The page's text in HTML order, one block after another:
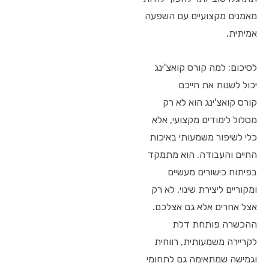
מאמנים מקצועיים עם השפעה
אמיתית.
לסיכום: למה קורס קואצ'ינג
יכול לשנות את חייכם
קורס קואצ'ינג הוא לא רק
מסלול לימודים מקצועי, אלא
כלי לשיפור משמעותי באיכות
החיים והעבודה. הוא מתמקד
בפיתוח כישורים מעשיים
ומקוריים ליצירת שינוי, לא רק
אצל אחרים אלא גם אצלכם.
ההכשרה פותחת דלת
לקריירה משמעותית, רווחית
וגמישה שמתאימה גם לתחומי